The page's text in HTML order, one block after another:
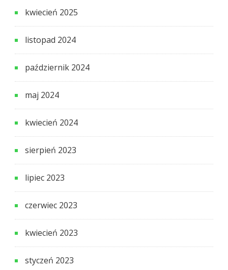
kwiecień 2025
listopad 2024
październik 2024
maj 2024
kwiecień 2024
sierpień 2023
lipiec 2023
czerwiec 2023
kwiecień 2023
styczeń 2023